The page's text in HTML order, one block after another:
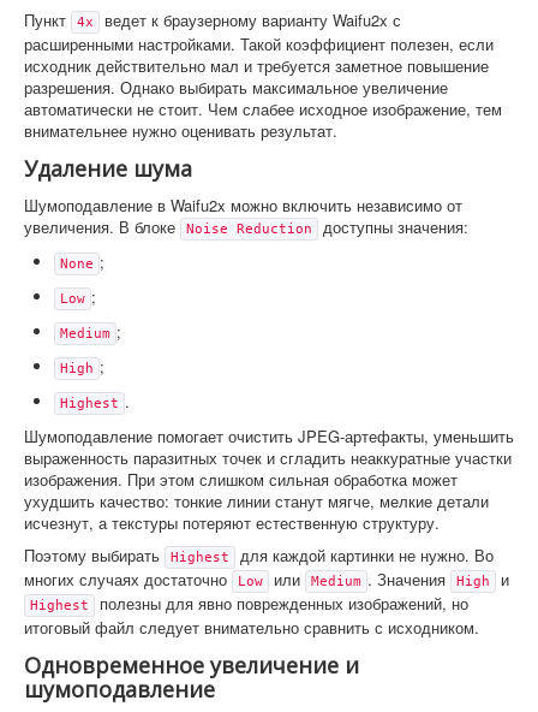
Пункт
4x
ведет к браузерному варианту Waifu2x с
расширенными настройками. Такой коэффициент полезен, если
исходник действительно мал и требуется заметное повышение
разрешения. Однако выбирать максимальное увеличение
автоматически не стоит. Чем слабее исходное изображение, тем
внимательнее нужно оценивать результат.
Удаление шума
Шумоподавление в Waifu2x можно включить независимо от
увеличения. В блоке
Noise Reduction доступны значения:
None ;
Low ;
Medium ;
High ;
Highest .
Шумоподавление помогает очистить JPEG-артефакты, уменьшить
выраженность паразитных точек и сгладить неаккуратные участки
изображения. При этом слишком сильная обработка может
ухудшить качество: тонкие линии станут мягче, мелкие детали
исчезнут, а текстуры потеряют естественную структуру.
Поэтому выбирать
Highest
для каждой картинки не нужно. Во
многих случаях достаточно
Low или Medium . Значения High и
Highest
полезны для явно поврежденных изображений, но
итоговый файл следует внимательно сравнить с исходником.
Одновременное увеличение и
шумоподавление